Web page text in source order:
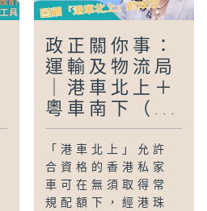
政正關你事：
運輸及物流局
｜港車北上＋
粵車南下（...
「港車北上」允許
合資格的香港私家
車可在無須取得常
規配額下，經港珠